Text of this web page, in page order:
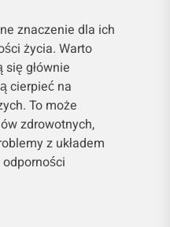
znaczenie dla ich
życia. Warto
głównie
cierpieć na
To może
zdrowotnych,
z układem